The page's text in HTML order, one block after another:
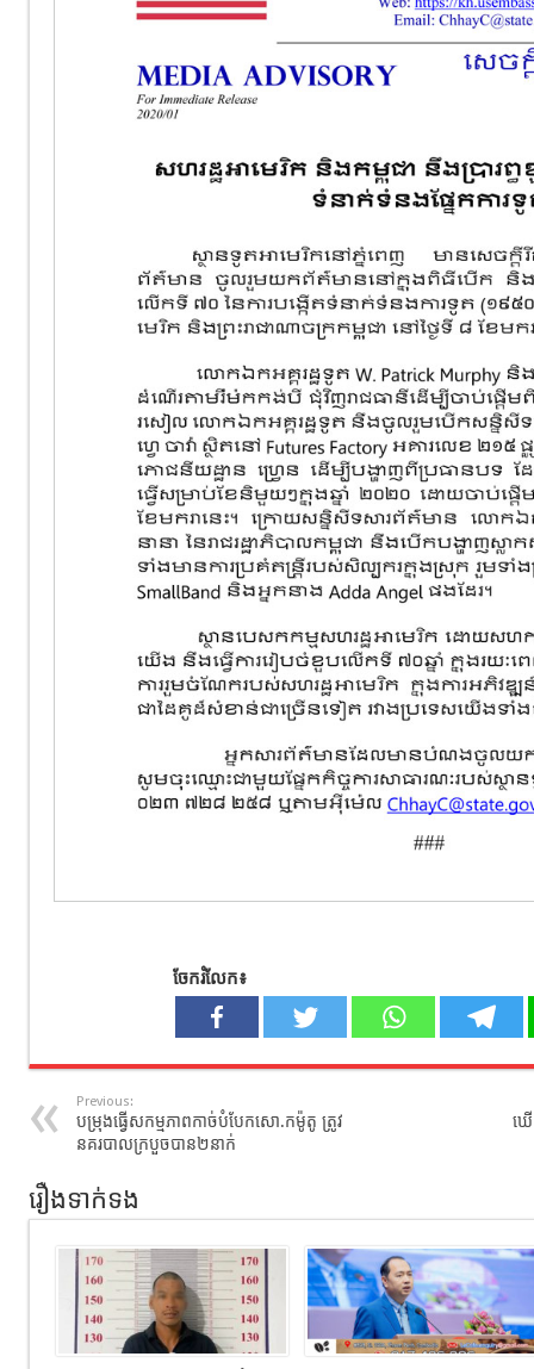
ចែករំលែក៖
Previous:
បម្រុងធ្វើសកម្មភាពកាច់បំបែកសោ.កម៉ូតូ ត្រូវ
នគរបាលក្របួចបាន២នាក់
ឃ
រឿងទាក់ទង